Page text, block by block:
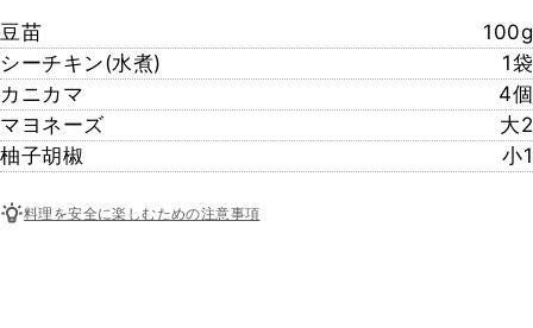
豆苗
100g
シーチキン(水煮)
1袋
カニカマ
4個
マヨネーズ
大2
柚子胡椒
小1
料理を安全に楽しむための注意事項